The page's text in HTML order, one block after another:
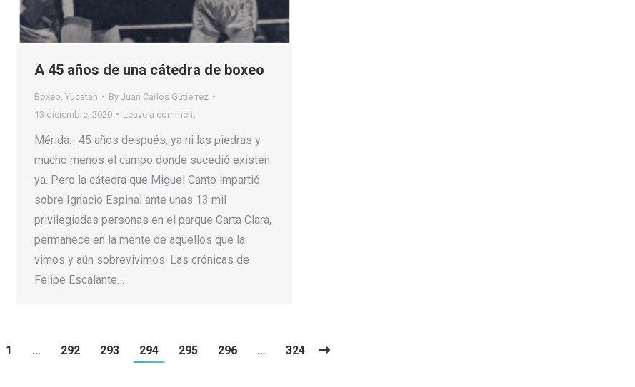
A 45 años de una cátedra de boxeo
Boxeo Yucatán By Juan Carlos Gutierrez
13 diciembre, 2020
Leave a comment
Mérida.- 45 años después, ya ni las piedras y
mucho menos el campo donde sucedió existen
ya. Pero la cátedra que Miguel Canto impartió
sobre Ignacio Espinal ante unas 13 mil
privilegiadas personas en el parque Carta Clara,
permanece en la mente de aquellos que la
vimos y aún sobrevivimos. Las crónicas de
Felipe Escalante…
1 … 292 293 294 295 296 … 324